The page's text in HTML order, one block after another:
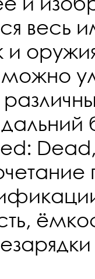
весь
и
Dead,